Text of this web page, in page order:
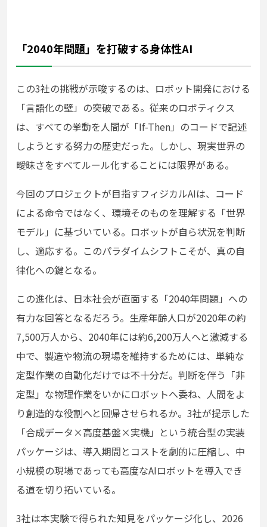
「2040年問題」を打破する身体性AI
この3社の挑戦が示唆するのは、ロボット開発における
「言語化の壁」の突破である。従来のロボティクス
は、すべての挙動を人間が「If-Then」のコードで記述
しようとする努力の歴史だった。しかし、現実世界の
曖昧さをすべてルール化することには限界がある。
今回のプロジェクトが目指すフィジカルAIは、コード
による命令ではなく、環境そのものを理解する「世界
モデル」に基づいている。ロボットが自ら状況を判断
し、適応する。このパラダイムシフトこそが、真の自
律化への鍵となる。
この進化は、日本社会が直面する「2040年問題」への
有力な回答となるだろう。生産年齢人口が2020年の約
7,500万人から、2040年には約6,200万人へと激減する
中で、製造や物流の現場を維持するためには、単純な
定型作業の自動化だけでは不十分だ。判断を伴う「非
定型」な物理作業をいかにロボットへ委ね、人間をよ
り創造的な役割へと回帰させられるか。3社が提示した
「合成データ×高度基盤×実機」という統合型の実装
パッケージは、導入期間とコストを劇的に圧縮し、中
小規模の現場であっても高度なAIロボットを導入でき
る道を切り拓いている。
3社は本実験で得られた知見をパッケージ化し、2026